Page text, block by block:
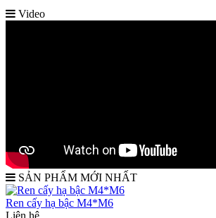
Video
SẢN PHẨM MỚI NHẤT
Ren cấy hạ bậc M4*M6
Liên hệ